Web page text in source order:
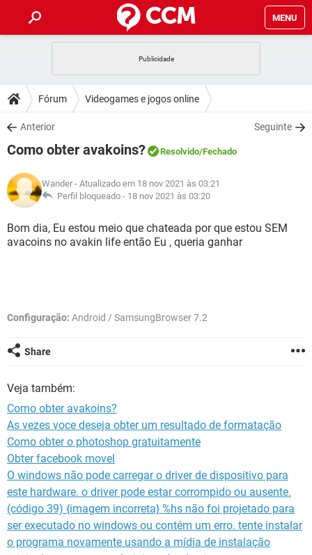
MENU
CELULAR FACEBOOK
OUTLOOK
INSTAGRAM GMAIL
GUIA DE COMPRAS
DICAS
JOGOS WHATSAPP
INSTAGRAM GMAIL
GUIA DE COMPRAS
DOWNLOADS
JOGOS WHATSAPP
CELULAR
OUTLOOK EXCEL
INSTAGRAM GMAIL
GUIA DE COMPRAS
JOGOS WHATSAPP
CELULAR
OUTLOOK EXCEL
GLOSSÁRIO
JOGOS WHATSAPP
CELULAR FACEBOOK
GUIA DE COMPRAS
Fórum Videogames e jogos online
Anterior Seguinte
Como obter avakoins? Resolvido/Fechado
Wander - Atualizado em 18 nov 2021 às 03:21
Perfil bloqueado - 18 nov 2021 às 03:20
Bom dia, Eu estou meio que chateada por que estou SEM
avacoins no avakin life então Eu , queria ganhar
Configuração: Android / SamsungBrowser 7.2
Share
Veja também:
Como obter avakoins?
As vezes voce deseja obter um resultado de formatação
Como obter o photoshop gratuitamente
Obter facebook movel
O windows não pode carregar o driver de dispositivo para
este hardware. o driver pode estar corrompido ou ausente.
(código 39) {imagem incorreta} %hs não foi projetado para
ser executado no windows ou contém um erro. tente instalar
o programa novamente usando a mídia de instalação